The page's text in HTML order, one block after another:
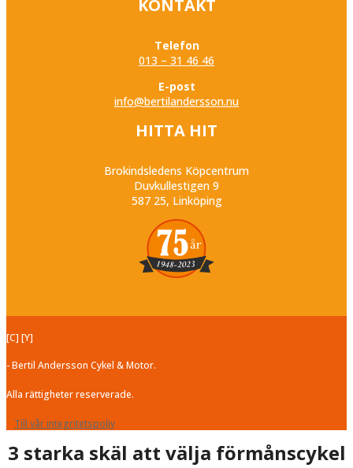
KONTAKT
Telefon
013 – 31 46 46
E-post
info@bertilandersson.nu
HITTA HIT
Brokindsledens Köpcentrum
Duvkullestigen 9
587 25, Linköping
[C] [Y]
- Bertil Andersson Cykel & Motor.
Alla rättigheter reserverade.
Till vår integritetspoliy
3 starka skäl att välja förmånscykel